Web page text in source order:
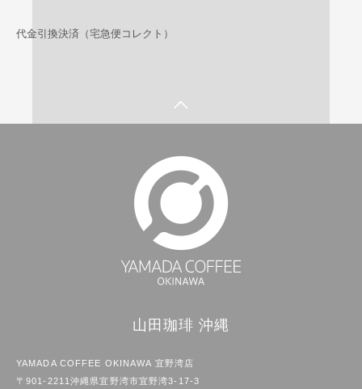
代金引換決済（宅急便コレクト）
山田珈琲 沖縄
YAMADA COFFEE OKINAWA 宜野湾店
〒901-2211沖縄県宜野湾市宜野湾3-17-3